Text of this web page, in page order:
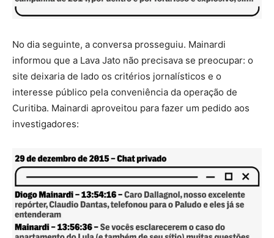
No dia seguinte, a conversa prosseguiu. Mainardi
informou que a Lava Jato não precisava se preocupar: o
site deixaria de lado os critérios jornalísticos e o
interesse público pela conveniência da operação de
Curitiba. Mainardi aproveitou para fazer um pedido aos
investigadores: